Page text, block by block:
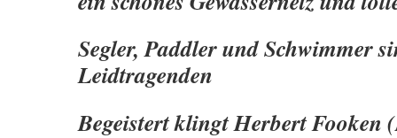
Segler, Paddler und Schwimmer
Leidtragenden
Begeistert klingt Herbert Fooken